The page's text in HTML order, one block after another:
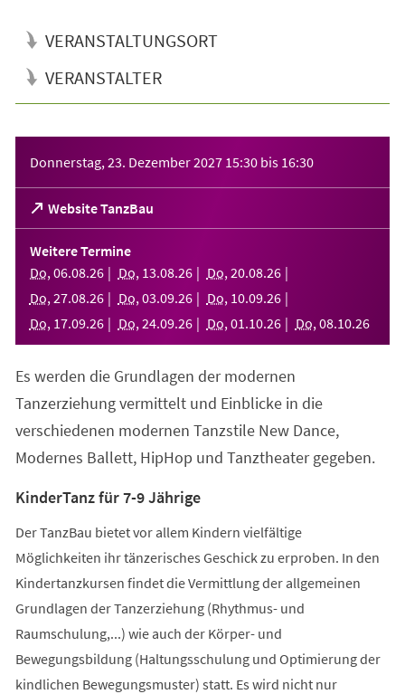
VERANSTALTUNGSORT
VERANSTALTER
Donnerstag, 23. Dezember 2027 15:30 bis 16:30
Website TanzBau
(Öffnet
in
einem
neuen
Tab)
Weitere Termine
Do, 06.08.26 Do, 13.08.26 Do, 20.08.26
Do, 27.08.26 Do, 03.09.26 Do, 10.09.26
Do, 17.09.26 Do, 24.09.26 Do, 01 .10.26 Do, 08.10.26
Es werden die Grundlagen der modernen
Tanzerziehung vermittelt und Einblicke in die
verschiedenen modernen Tanzstile New Dance,
Modernes Ballett, HipHop und Tanztheater gegeben.
KinderTanz für 7-9 Jährige
Der TanzBau bietet vor allem Kindern vielfältige
Möglichkeiten ihr tänzerisches Geschick zu erproben. In den
Kindertanzkursen findet die Vermittlung der allgemeinen
Grundlagen der Tanzerziehung (Rhythmus- und
Raumschulung,...) wie auch der Körper- und
Bewegungsbildung (Haltungsschulung und Optimierung der
kindlichen Bewegungsmuster) statt. Es wird nicht nur